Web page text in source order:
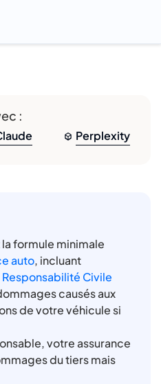
:
Perplexity
formule minimale
auto, incluant
Civile
causés aux
de votre véhicule si
votre assurance
du tiers mais